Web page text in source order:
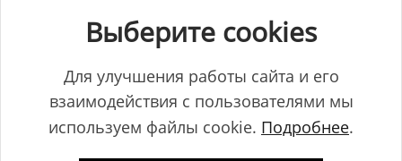
Выберите cookies
Для улучшения работы сайта и его
взаимодействия с пользователями мы
используем файлы cookie. Подробнее.